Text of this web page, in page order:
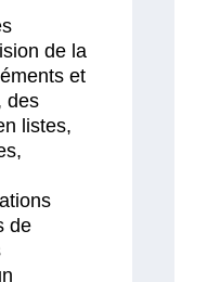
de la
et
des
listes,
de